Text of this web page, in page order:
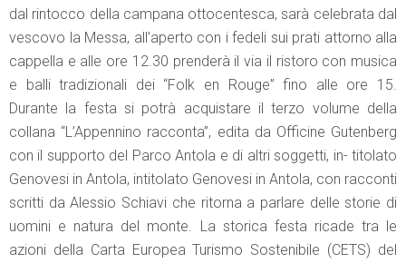
dal rintocco della campana ottocentesca, sarà celebrata dal
vescovo la Messa, all’aperto con i fedeli sui prati attorno alla
cappella e alle ore 12.30 prenderà il via il ristoro con musica
e balli tradizionali dei “Folk en Rouge” fino alle ore 15.
Durante la festa si potrà acquistare il terzo volume della
collana “L’Appennino racconta”, edita da Officine Gutenberg
con il supporto del Parco Antola e di altri soggetti, in- titolato
Genovesi in Antola, intitolato Genovesi in Antola, con racconti
scritti da Alessio Schiavi che ritorna a parlare delle storie di
uomini e natura del monte. La storica festa ricade tra le
azioni della Carta Europea Turismo Sostenibile (CETS) del